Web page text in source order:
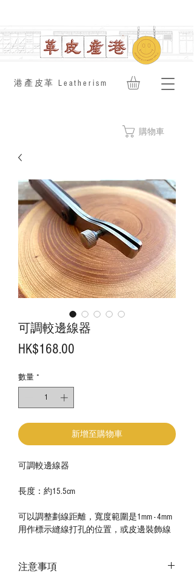
​港產皮革 Leatherism
購物車
可調較邊線器
HK$168.00
數量 *
新增至購物車
可調較邊線器
長度：約15.5cm
可以調整劃線距離，寬度範圍是1mm - 4mm
用作標示縫線打孔的位置，或皮邊裝飾線
注意事項